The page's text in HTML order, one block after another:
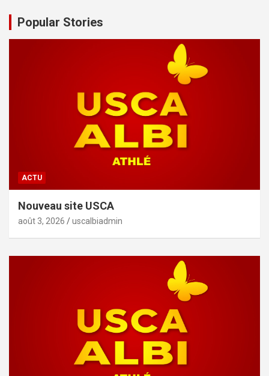
Popular Stories
ACTU
Nouveau site USCA
août 3, 2026 uscalbiadmin